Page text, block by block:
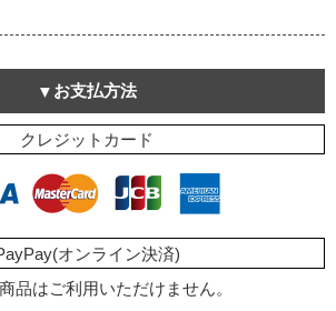
お支払方法
クレジットカード
オンライン決済)
品はご利用いただけません。